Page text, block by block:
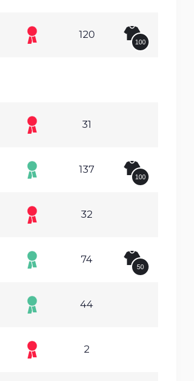
120
100
31
137
100
32
74
50
44
2